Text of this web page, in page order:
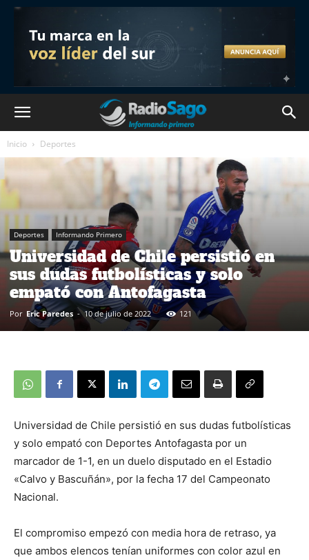
Inicio Deportes
Deportes Informando Primero
Universidad de Chile persistió en
sus dudas futbolísticas y solo
empató con Antofagasta
Por Eric Paredes - 10 de julio de 2022 121
Universidad de Chile persistió en sus dudas futbolísticas
y solo empató con Deportes Antofagasta por un
marcador de 1-1, en un duelo disputado en el Estadio
«Calvo y Bascuñán», por la fecha 17 del Campeonato
Nacional.
El compromiso empezó con media hora de retraso, ya
que ambos elencos tenían uniformes con color azul en